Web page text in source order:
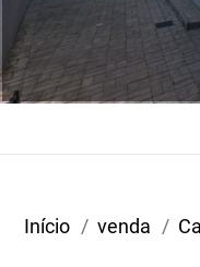
Início venda